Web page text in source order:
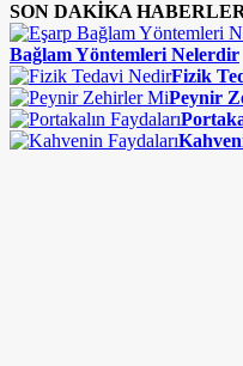
SON DAKİKA
Bağlam Yöntemleri Nelerdir
Fizik
Peynir